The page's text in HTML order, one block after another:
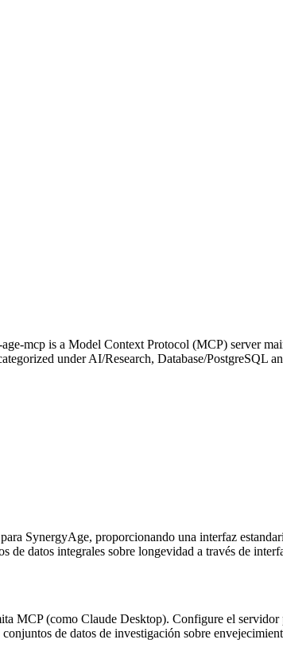
mcp is a Model Context Protocol (MCP) server
under AI/Research, Database/PostgreSQL
SynergyAge, proporcionando una interfaz
datos integrales sobre longevidad a través de
MCP (como Claude Desktop). Configure el
de datos de investigación sobre